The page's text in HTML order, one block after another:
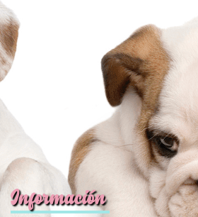
Información